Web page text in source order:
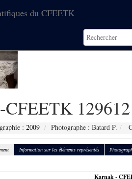
du CFEETK
CFEETK 129612
: 2009 Photographe : Batard P.
Information sur les éléments représentés